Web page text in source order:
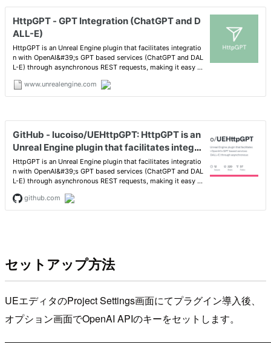
セットアップ方法
UEエディタのProject Settings画面にてプラグイン導入後、
オプション画面でOpenAI APIのキーをセットします。